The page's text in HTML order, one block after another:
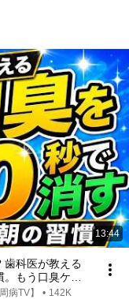
13:44
歯科医が教える
もう口臭ケア
病TV】 • 142K